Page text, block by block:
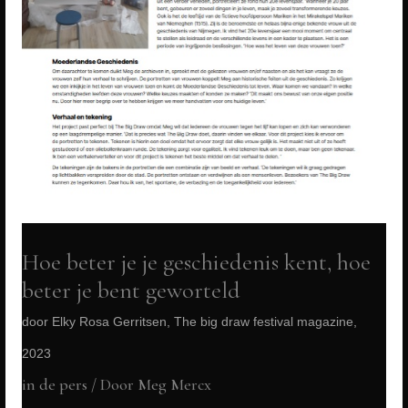
Hoe beter je je geschiedenis kent, hoe
beter je bent geworteld
door Elky Rosa Gerritsen, The big draw festival magazine,
2023
in de pers / Door Meg Mercx